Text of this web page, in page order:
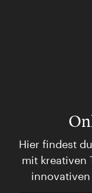
Hier findest
mit kreativen
innovativen